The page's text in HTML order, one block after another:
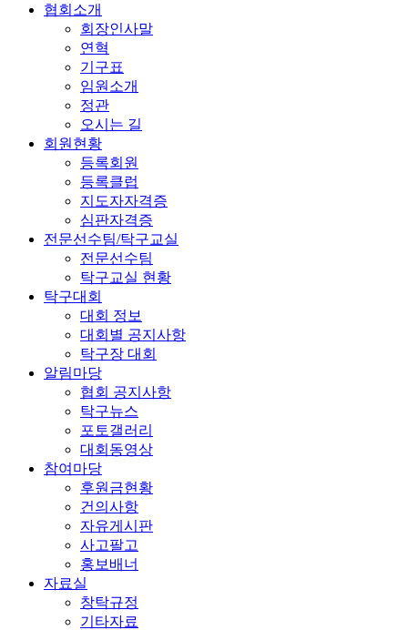
협회소개
회장인사말
연혁
기구표
임원소개
정관
오시는 길
회원현황
등록회원
등록클럽
지도자자격증
심판자격증
전문선수팀/탁구교실
전문선수팀
탁구교실 현황
탁구대회
대회 정보
대회별 공지사항
탁구장 대회
알림마당
협회 공지사항
탁구뉴스
포토갤러리
대회동영상
참여마당
후원금현황
건의사항
자유게시판
사고팔고
홍보배너
자료실
창탁규정
기타자료